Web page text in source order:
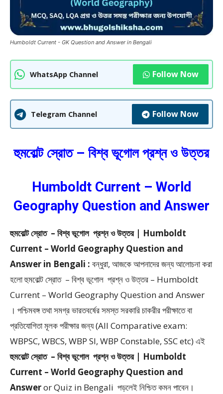
Humboldt Current - GK Question and Answer in Bengali
WhatsApp Channel Follow Now
Telegram Channel Follow Now
হুমবোল্ট স্রোত – বিশ্ব ভূগোল প্রশ্ন ও উত্তর
Humboldt Current – World
Geography Question and Answer
হুমবোল্ট স্রোত – বিশ্ব ভূগোল প্রশ্ন ও উত্তর | Humboldt
Current – World Geography Question and
Answer in Bengali : বন্ধুরা, আজকে আপনাদের জন্য আলোচনা করা
হলো হুমবোল্ট স্রোত – বিশ্ব ভূগোল প্রশ্ন ও উত্তর – Humboldt
Current – World Geography Question and Answer
। পশ্চিমবঙ্গ তথা সমগ্র ভারতবর্ষের সমস্ত সরকারি চাকরীর পরীক্ষাতে বা
প্রতিযোগিতা মূলক পরীক্ষার জন্য (All Comparative exam:
WBPSC, WBCS, WBP SI, WBP Constable, SSC etc) এই
হুমবোল্ট স্রোত – বিশ্ব ভূগোল প্রশ্ন ও উত্তর | Humboldt
Current – World Geography Question and
Answeror Quiz in Bengali পড়লেই নিশ্চিত কমন পাবেন।